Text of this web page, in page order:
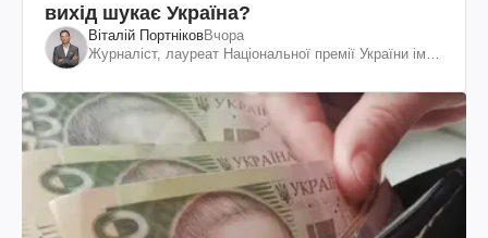
вихід шукає Україна?
Віталій ПортніковВчора
Журналіст, лауреат Національної премії України ім.